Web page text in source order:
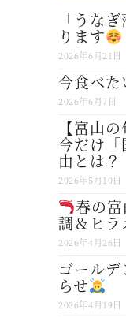
「うな
ります
2026年6月21日
今食べた
2026年6月7日
【富山
今だけ「
由とは？
2026年5月10日
春の
調＆ヒラ
2026年4月26日
ゴール
らせ
2026年4月19日